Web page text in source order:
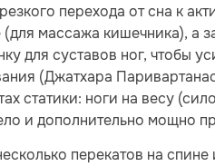
перехода от сна к
массажа кишечника), а
для суставов ног, чтобы
(Джатхара
статики: ноги на весу
и дополнительно мощно
перекатов на